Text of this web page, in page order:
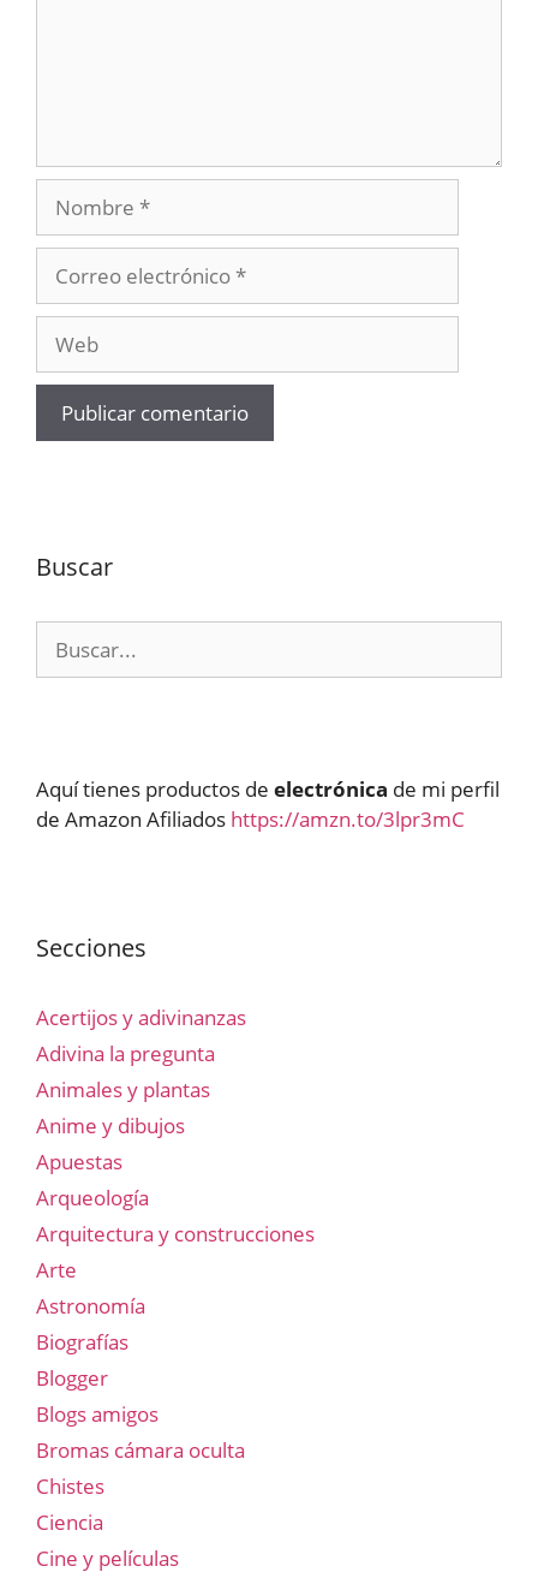
Nombre
electrónico
Buscar
Aquí tienes productos de electrónica de mi perfil
de Amazon Afiliados https://amzn.to/3lpr3mC
Secciones
Acertijos y adivinanzas
Adivina la pregunta
Animales y plantas
Anime y dibujos
Apuestas
Arqueología
Arquitectura y construcciones
Arte
Astronomía
Biografías
Blogger
Blogs amigos
Bromas cámara oculta
Chistes
Ciencia
Cine y películas